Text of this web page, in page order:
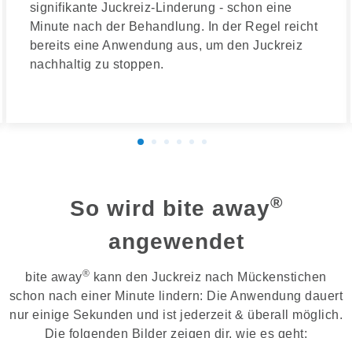
signifikante Juckreiz-Linderung - schon eine
Minute nach der Behandlung. In der Regel reicht
bereits eine Anwendung aus, um den Juckreiz
nachhaltig zu stoppen.
So wird bite away®
angewendet
bite away® kann den Juckreiz nach Mückenstichen
schon nach einer Minute lindern: Die Anwendung dauert
nur einige Sekunden und ist jederzeit & überall möglich.
Die folgenden Bilder zeigen dir, wie es geht: